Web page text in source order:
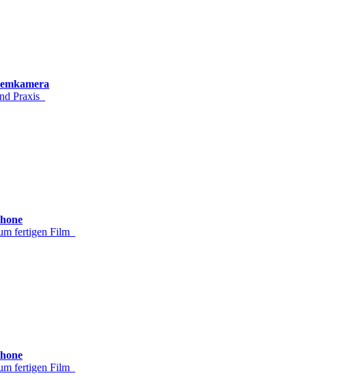
Praxis
fertigen Film
fertigen Film